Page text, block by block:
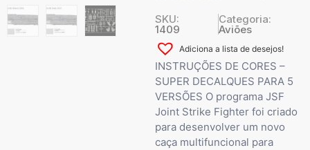
SKU:
1409
Categoria:
Aviões
Adiciona a lista de desejos!
INSTRUÇÕES DE CORES –
SUPER DECALQUES PARA 5
VERSÕES O programa JSF
Joint Strike Fighter foi criado
para desenvolver um novo
caça multifuncional para